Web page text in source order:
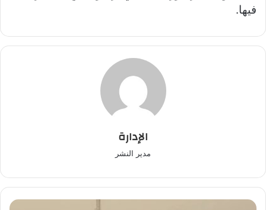
فيها.
الإدارة
مدير النشر
عاصفة